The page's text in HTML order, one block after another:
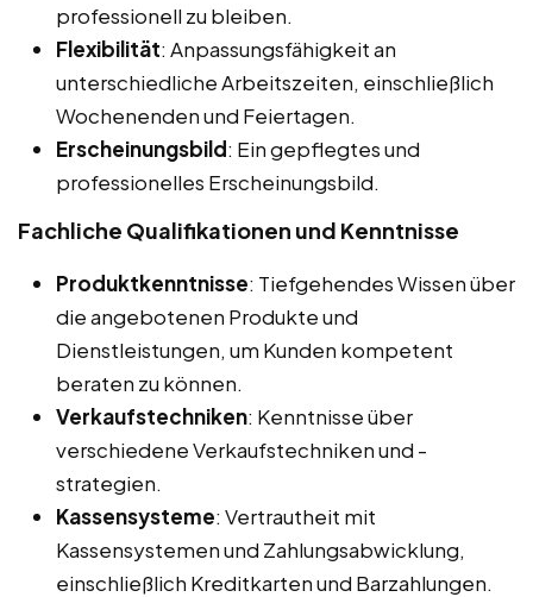
professionell zu bleiben.
Flexibilität: Anpassungsfähigkeit an
unterschiedliche Arbeitszeiten, einschließlich
Wochenenden und Feiertagen.
Erscheinungsbild: Ein gepflegtes und
professionelles Erscheinungsbild.
Fachliche Qualifikationen und Kenntnisse
Produktkenntnisse: Tiefgehendes Wissen über
die angebotenen Produkte und
Dienstleistungen, um Kunden kompetent
beraten zu können.
Verkaufstechniken: Kenntnisse über
verschiedene Verkaufstechniken und -
strategien.
Kassensysteme: Vertrautheit mit
Kassensystemen und Zahlungsabwicklung,
einschließlich Kreditkarten und Barzahlungen.